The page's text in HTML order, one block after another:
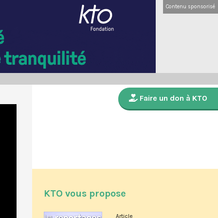
Contenu sponsorisé
Faire un don à KTO
KTO vous propose
Article